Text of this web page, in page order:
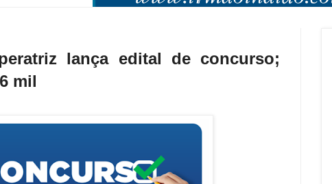
lança edital de concurso;
mil